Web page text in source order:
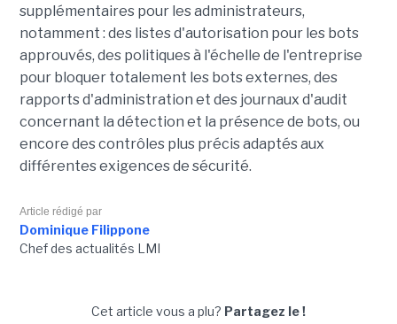
supplémentaires pour les administrateurs,
notamment : des listes d'autorisation pour les bots
approuvés, des politiques à l'échelle de l'entreprise
pour bloquer totalement les bots externes, des
rapports d'administration et des journaux d'audit
concernant la détection et la présence de bots, ou
encore des contrôles plus précis adaptés aux
différentes exigences de sécurité.
Article rédigé par
Dominique Filippone
Chef des actualités LMI
Cet article vous a plu? Partagez le !